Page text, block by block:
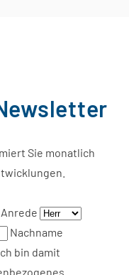
Sie monatlich
Anrede
Nachname
bin damit